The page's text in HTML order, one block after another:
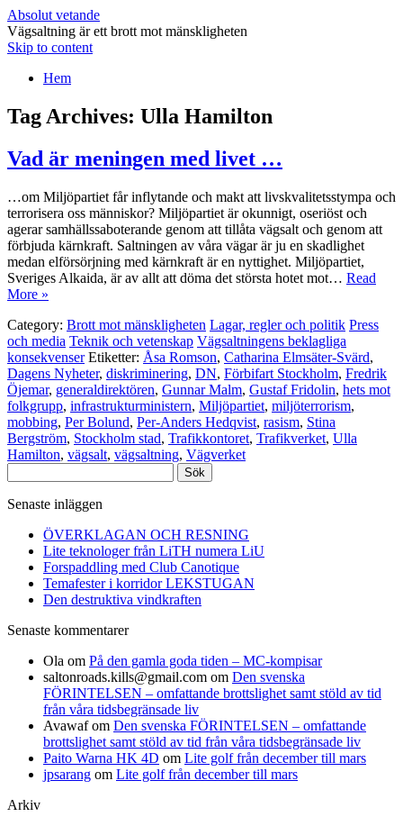
Absolut vetande
Vägsaltning är ett brott mot mänskligheten
Skip to content
Hem
Tag Archives: Ulla Hamilton
Vad är meningen med livet …
…om Miljöpartiet får inflytande och makt att livskvalitetsstympa och
terrorisera oss människor? Miljöpartiet är okunnigt, oseriöst och
agerar samhällssaboterande genom att tillåta vägsalt och genom att
förbjuda kärnkraft. Saltningen av våra vägar är ju en skadlighet
medan elförsörjning med kärnkraft är en nyttighet. Miljöpartiet,
Sveriges Alkaida, är av allt att döma det största hotet mot… Read
More »
Category: Brott mot mänskligheten Lagar, regler och politik Press
och media Teknik och vetenskap Vägsaltningens beklagliga
konsekvenser Etiketter: Åsa Romson, Catharina Elmsäter-Svärd,
Dagens Nyheter, diskriminering, DN, Förbifart Stockholm, Fredrik
Öjemar, generaldirektören, Gunnar Malm, Gustaf Fridolin, hets mot
folkgrupp, infrastrukturministern, Miljöpartiet, miljöterrorism,
mobbing, Per Bolund, Per-Anders Hedqvist, rasism, Stina
Bergström, Stockholm stad, Trafikkontoret, Trafikverket, Ulla
Hamilton, vägsalt, vägsaltning, Vägverket
efter:
Senaste inläggen
ÖVERKLAGAN OCH RESNING
Lite teknologer från LiTH numera LiU
Forspaddling med Club Canotique
Temafester i korridor LEKSTUGAN
Den destruktiva vindkraften
Senaste kommentarer
Ola om På den gamla goda tiden – MC-kompisar
saltonroads.kills@gmail.com om Den svenska
FÖRINTELSEN – omfattande brottslighet samt stöld av tid
från våra tidsbegränsade liv
Avawafom Den svenska FÖRINTELSEN – omfattande
brottslighet samt stöld av tid från våra tidsbegränsade liv
Paito Warna HK 4D om Lite golf från december till mars
jpsarang om Lite golf från december till mars
Arkiv